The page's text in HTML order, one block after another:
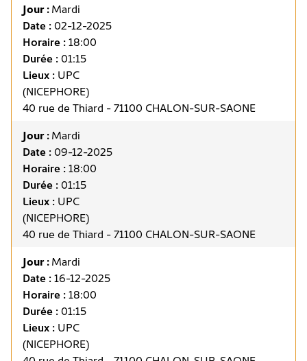
Jour :Mardi
Date :02-12-2025
Horaire :18:00
Durée :01:15
Lieux : UPC
(NICEPHORE)
40 rue de Thiard - 71100 CHALON-SUR-SAONE
Jour :Mardi
Date :09-12-2025
Horaire :18:00
Durée :01:15
Lieux : UPC
(NICEPHORE)
40 rue de Thiard - 71100 CHALON-SUR-SAONE
Jour :Mardi
Date :16-12-2025
Horaire :18:00
Durée :01:15
Lieux : UPC
(NICEPHORE)